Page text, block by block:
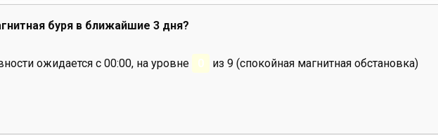
буря в ближайшие 3 дня?
ожидается с 00:00, на уровне 0 из 9 (спокойная магнитная обстановка)